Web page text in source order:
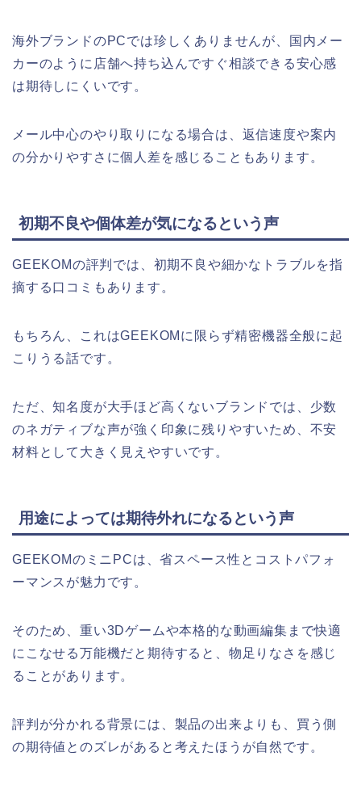
海外ブランドのPCでは珍しくありませんが、国内メー
カーのように店舗へ持ち込んですぐ相談できる安心感
は期待しにくいです。
メール中心のやり取りになる場合は、返信速度や案内
の分かりやすさに個人差を感じることもあります。
初期不良や個体差が気になるという声
GEEKOMの評判では、初期不良や細かなトラブルを指
摘する口コミもあります。
もちろん、これはGEEKOMに限らず精密機器全般に起
こりうる話です。
ただ、知名度が大手ほど高くないブランドでは、少数
のネガティブな声が強く印象に残りやすいため、不安
材料として大きく見えやすいです。
用途によっては期待外れになるという声
GEEKOMのミニPCは、省スペース性とコストパフォ
ーマンスが魅力です。
そのため、重い3Dゲームや本格的な動画編集まで快適
にこなせる万能機だと期待すると、物足りなさを感じ
ることがあります。
評判が分かれる背景には、製品の出来よりも、買う側
の期待値とのズレがあると考えたほうが自然です。